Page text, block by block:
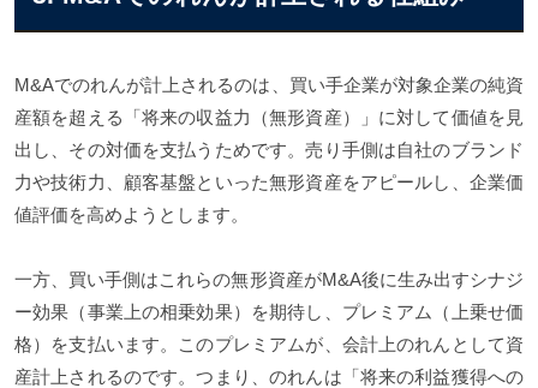
M&Aでのれんが計上されるのは、買い手企業が対象企業の純資
産額を超える「将来の収益力（無形資産）」に対して価値を見
出し、その対価を支払うためです。売り手側は自社のブランド
力や技術力、顧客基盤といった無形資産をアピールし、企業価
値評価を高めようとします。
一方、買い手側はこれらの無形資産がM&A後に生み出すシナジ
ー効果（事業上の相乗効果）を期待し、プレミアム（上乗せ価
格）を支払います。このプレミアムが、会計上のれんとして資
産計上されるのです。つまり、のれんは「将来の利益獲得への